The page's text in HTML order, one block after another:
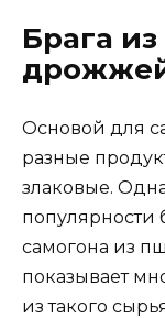
Брага
Основой для
разные
злаковые.
популярности
самогона из
показывает
из такого